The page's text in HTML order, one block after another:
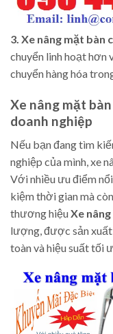
3. Xe nâng mặt bàn
chuyển linh hoạt hơn
chuyển hàng hóa
Xe nâng mặt
doanh nghiệp
Nếu bạn đang tìm
nghiệp của mình, xe
Với nhiều ưu điểm
kiệm thời gian mà
thương hiệuXe
lượng, được sản xuất
toàn và hiệu suất tối